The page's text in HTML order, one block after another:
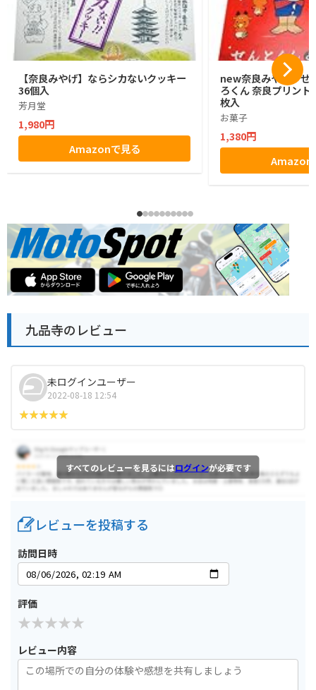
【奈良みやげ】ならシカないクッキー
36個入
芳月堂
1,980円
Amazonで見る
new奈良みやげ せ
ろくん 奈良プリン
枚入
お菓子
1,380円
Amazon
九品寺のレビュー
未ログインユーザー
2022-08-18 12:54
すべてのレビューを見るにはログインが必要です
レビューを投稿する
訪問日時
評価
レビュー内容